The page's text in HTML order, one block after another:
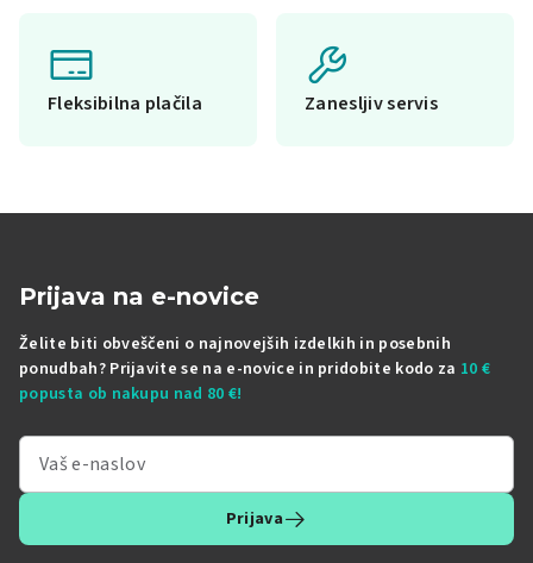
Fleksibilna plačila Zanesljiv servis
Prijava na e-novice
Želite biti obveščeni o najnovejših izdelkih in posebnih
ponudbah? Prijavite se na e-novice in pridobite kodo za 10 €
popusta ob nakupu nad 80 €!
Prijava